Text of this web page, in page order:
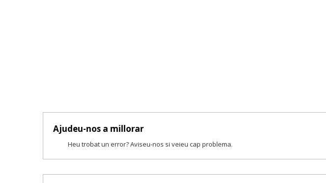
Ajudeu-nos a millorar
Heu trobat un error? Aviseu-nos si veieu cap problema.